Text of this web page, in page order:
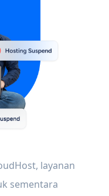
layanan
sementara